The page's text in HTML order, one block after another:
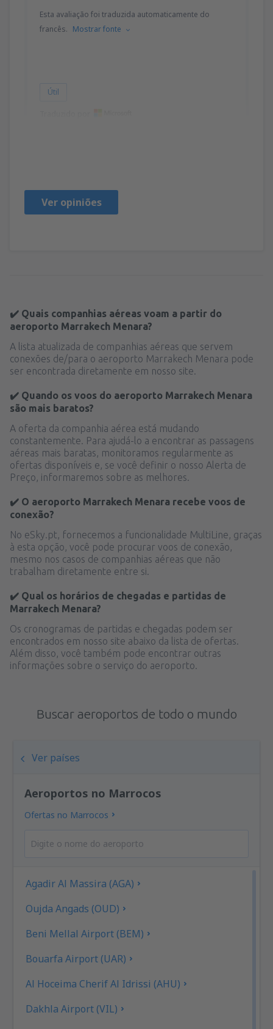
Esta avaliação foi traduzida automaticamente do
francês. Mostrar fonte
Útil
Ver opiniões
✔️ Quais companhias aéreas voam a partir do
aeroporto Marrakech Menara?
A lista atualizada de companhias aéreas que servem
conexões de/para o aeroporto Marrakech Menara pode
ser encontrada diretamente em nosso site.
✔️ Quando os voos do aeroporto Marrakech Menara
são mais baratos?
A oferta da companhia aérea está mudando
constantemente. Para ajudá-lo a encontrar as passagens
aéreas mais baratas, monitoramos regularmente as
ofertas disponíveis e, se você definir o nosso Alerta de
Preço, informaremos sobre as melhores.
✔️ O aeroporto Marrakech Menara recebe voos de
conexão?
No eSky.pt, fornecemos a funcionalidade MultiLine, graças
à esta opção, você pode procurar voos de conexão,
mesmo nos casos de companhias aéreas que não
trabalham diretamente entre si.
✔️ Qual os horários de chegadas e partidas de
Marrakech Menara?
Os cronogramas de partidas e chegadas podem ser
encontrados em nosso site abaixo da lista de ofertas.
Além disso, você também pode encontrar outras
informações sobre o serviço do aeroporto.
Buscar aeroportos de todo o mundo
Ver países
Aeroportos no Marrocos
Ofertas no Marrocos
Agadir Al Massira (AGA)
Oujda Angads (OUD)
Beni Mellal Airport (BEM)
Bouarfa Airport (UAR)
Al Hoceima Cherif Al Idrissi (AHU)
Dakhla Airport (VIL)